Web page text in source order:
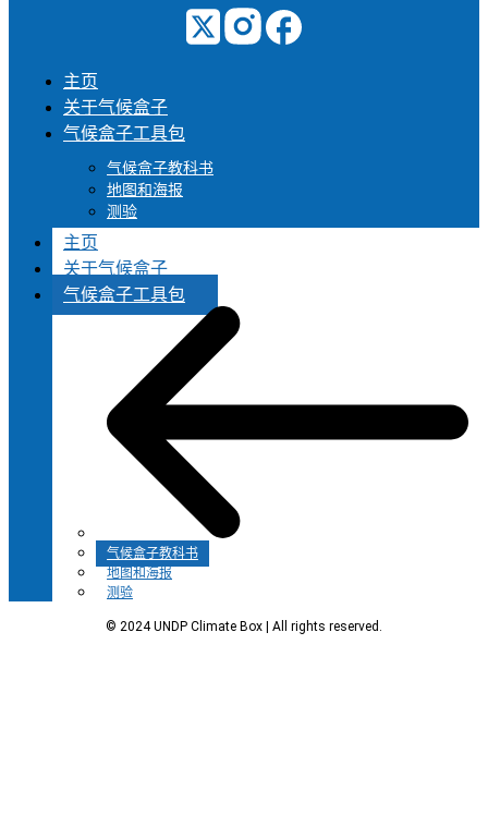
主页
关于气候盒子
气候盒子工具包
气候盒子教科书
地图和海报
测验
主页
关于气候盒子
气候盒子工具包
气候盒子教科书
地图和海报
测验
© 2024 UNDP Climate Box | All rights reserved.